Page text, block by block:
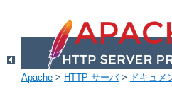
Apache > HTTP サーバ> ドキュメ